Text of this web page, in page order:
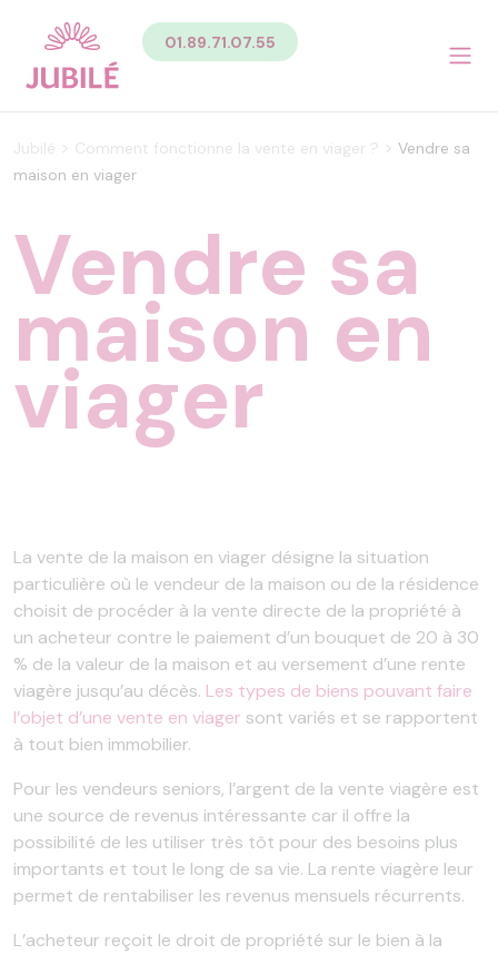
Contenu
Sommaire du contenu de la page
Menu
Pied de page
Menu principal Pied de page
Menu secondaire Pied de page
01.89.71.07.55
Jubilé Comment fonctionne la vente en viager ?
Vendre sa
maison en viager
Vendre sa
maison en
viager
La vente de la maison en viager désigne la situation
particulière où le vendeur de la maison ou de la résidence
choisit de procéder à la vente directe de la propriété à
un acheteur contre le paiement d’un bouquet de 20 à 30
% de la valeur de la maison et au versement d’une rente
viagère jusqu’au décès. Les types de biens pouvant faire
l’objet d’une vente en viager sont variés et se rapportent
à tout bien immobilier.
Pour les vendeurs seniors, l’argent de la vente viagère est
une source de revenus intéressante car il offre la
possibilité de les utiliser très tôt pour des besoins plus
importants et tout le long de sa vie. La rente viagère leur
permet de rentabiliser les revenus mensuels récurrents.
L’acheteur reçoit le droit de propriété sur le bien à la